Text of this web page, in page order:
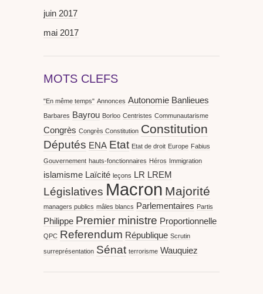
juin 2017
mai 2017
MOTS CLEFS
"En même temps" Annonces Autonomie Banlieues
Barbares Bayrou Borloo Centristes Communautarisme
Congrès Congrès Constitution Constitution
Députés ENA Etat Etat de droit Europe Fabius
Gouvernement hauts-fonctionnaires Héros Immigration
islamisme Laïcité leçons LR LREM
Législatives Macron Majorité
managers publics mâles blancs Parlementaires Partis
Philippe Premier ministre Proportionnelle
QPC Referendum République Scrutin
surreprésentation Sénat terrorisme Wauquiez